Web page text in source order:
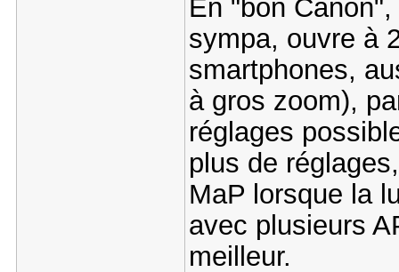
En "bon
sympa, ouvre à
smartphones,
à gros zoom),
réglages
plus de
MaP lorsque la
avec plusieurs
meilleur.